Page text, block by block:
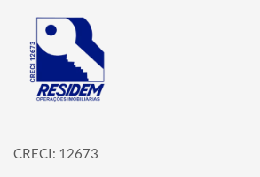
Página inicial
CRECI: 12673